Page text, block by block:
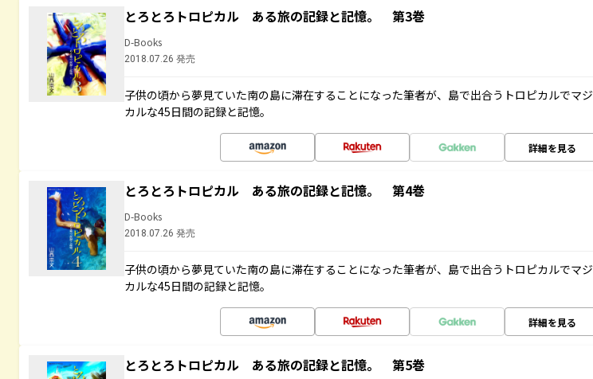
とろとろトロピカル ある旅の記録と記憶。 第3巻
D-Books
2018.07.26 発売
子供の頃から夢見ていた南の島に滞在することになった筆者が、島で出合うトロピカルでマジ
カルな45日間の記録と記憶。
詳細を見る
とろとろトロピカル ある旅の記録と記憶。 第4巻
D-Books
2018.07.26 発売
子供の頃から夢見ていた南の島に滞在することになった筆者が、島で出合うトロピカルでマジ
カルな45日間の記録と記憶。
詳細を見る
とろとろトロピカル ある旅の記録と記憶。 第5巻